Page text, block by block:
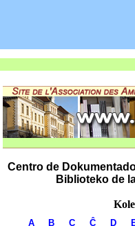
Centro de
Biblioteko de
A B C Ĉ D